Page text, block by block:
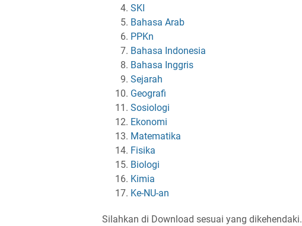
SKI
Bahasa Arab
PPKn
Bahasa Indonesia
Bahasa Inggris
Sejarah
Geografi
Sosiologi
Ekonomi
Matematika
Fisika
Biologi
Kimia
Ke-NU-an
Silahkan di Download sesuai yang dikehendaki.